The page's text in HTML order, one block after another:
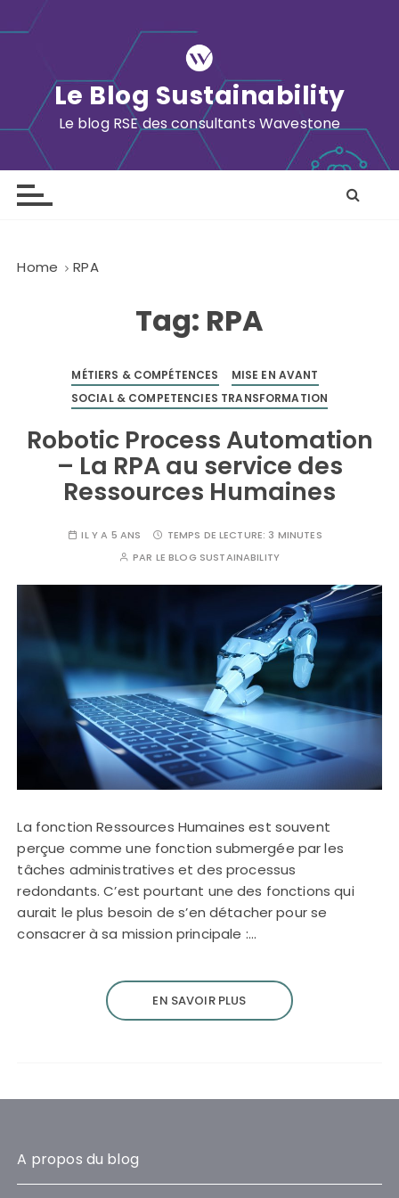
k
o
Le Blog Sustainability
Le blog RSE des consultants Wavestone
Home RPA
Tag: RPA
MÉTIERS & COMPÉTENCES
MISE EN AVANT
SOCIAL & COMPETENCIES TRANSFORMATION
Robotic Process Automation
– La RPA au service des
Ressources Humaines
IL Y A 5 ANS TEMPS DE LECTURE: 3 MINUTES
PAR LE BLOG SUSTAINABILITY
La fonction Ressources Humaines est souvent
perçue comme une fonction submergée par les
tâches administratives et des processus
redondants. C’est pourtant une des fonctions qui
aurait le plus besoin de s’en détacher pour se
consacrer à sa mission principale :…
EN SAVOIR PLUS
A propos du blog